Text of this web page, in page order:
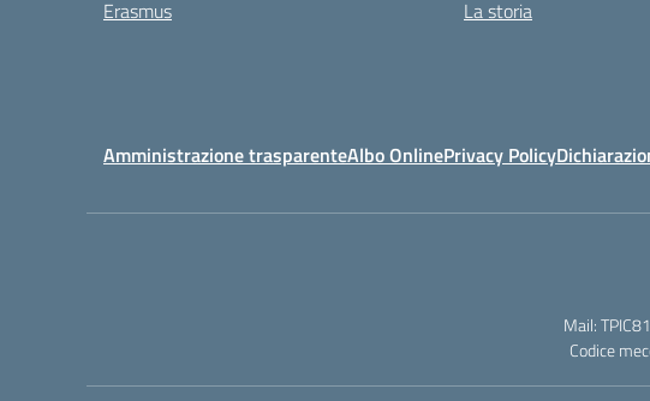
Erasmus
La storia
Amministrazione trasparenteAlbo OnlinePrivacy Policy
Mail:
Codice